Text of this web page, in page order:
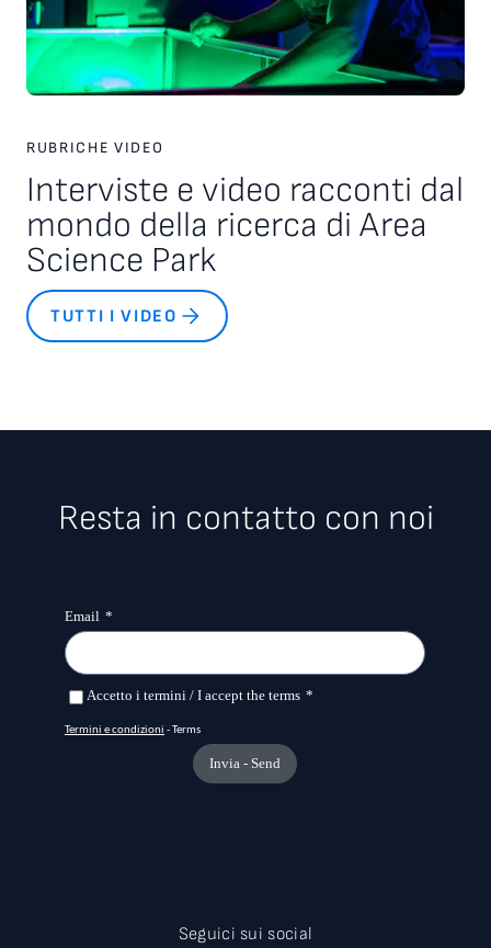
RUBRICHE VIDEO
Interviste e video racconti dal
mondo della ricerca di Area
Science Park
TUTTI I VIDEO
Resta in contatto con noi
Seguici sui social